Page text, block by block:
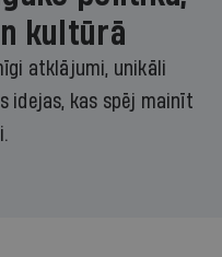
kultūrā
atklājumi, unikāli
idejas, kas spēj mainīt